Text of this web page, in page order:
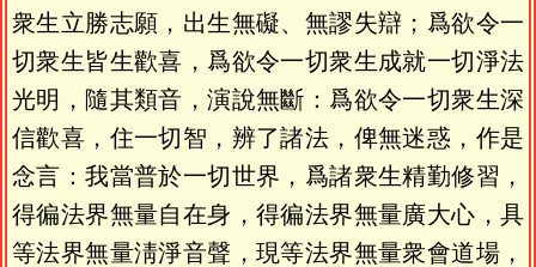
衆生立勝志願，出生無礙、無謬失辯；爲欲令一
切衆生皆生歡喜，爲欲令一切衆生成就一切淨法
光明，隨其類音，演說無斷：爲欲令一切衆生深
信歡喜，住一切智，辨了諸法，俾無迷惑，作是
念言：我當普於一切世界，爲諸衆生精勤修習，
得徧法界無量自在身，得徧法界無量廣大心，具
等法界無量淸淨音聲，現等法界無量衆會道場，